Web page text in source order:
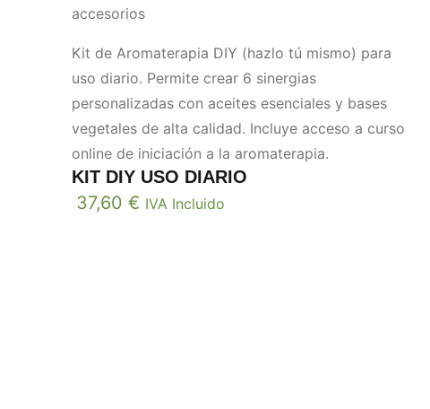
accesorios
Kit de Aromaterapia DIY (hazlo tú mismo) para
uso diario. Permite crear 6 sinergias
personalizadas con aceites esenciales y bases
vegetales de alta calidad. Incluye acceso a curso
online de iniciación a la aromaterapia.
KIT DIY USO DIARIO
37,60 € IVA Incluido